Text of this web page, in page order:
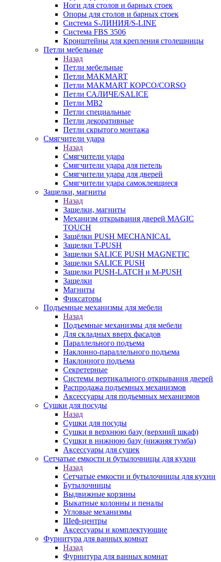
Ноги для столов и барных стоек
Опоры для столов и барных стоек
Система S-ЛИНИЯ/S-LINE
Система FBS 3506
Кронштейны для крепления столешницы
Петли мебельные
Назад
Петли мебельные
Петли MAKMART
Петли MAKMART КОРСО/CORSO
Петли САЛИЧЕ/SALICE
Петли MB2
Петли специальные
Петли декоративные
Петли скрытого монтажа
Смягчители удара
Назад
Смягчители удара
Смягчители удара для петель
Смягчители удара для дверей
Cмягчители удара самоклеящиеся
Защелки, магниты
Назад
Защелки, магниты
Механизм открывания дверей MAGIC
TOUCH
Защёлки PUSH MECHANICAL
Защелки T-PUSH
Защелки SALICE PUSH MAGNETIC
Защелки SALICE PUSH
Защелки PUSH-LATCH и M-PUSH
Защелки
Магниты
Фиксаторы
Подъемные механизмы для мебели
Назад
Подъемные механизмы для мебели
Для складных вверх фасадов
Параллельного подъема
Наклонно-параллельного подъема
Наклонного подъема
Секретерные
Системы вертикального открывания дверей
Распродажа подъемных механизмов
Аксессуары для подъемных механизмов
Сушки для посуды
Назад
Сушки для посуды
Сушки в верхнюю базу (верхний шкаф)
Сушки в нижнюю базу (нижняя тумба)
Аксессуары для сушек
Сетчатые емкости и бутылочницы для кухни
Назад
Сетчатые емкости и бутылочницы для кухни
Бутылочницы
Выдвижные корзины
Выкатные колонны и пеналы
Угловые механизмы
Шеф-центры
Аксессуары и комплектующие
Фурнитура для ванных комнат
Назад
Фурнитура для ванных комнат